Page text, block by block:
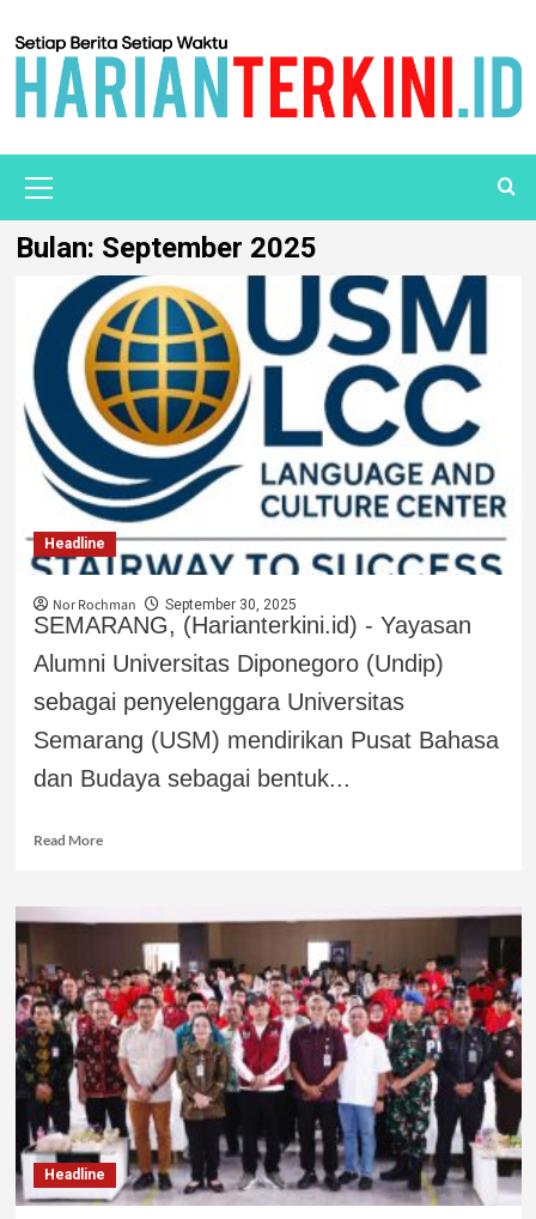
Bulan: September 2025
Headline
Nor Rochman September 30, 2025
SEMARANG, (Harianterkini.id) - Yayasan
Alumni Universitas Diponegoro (Undip)
sebagai penyelenggara Universitas
Semarang (USM) mendirikan Pusat Bahasa
dan Budaya sebagai bentuk...
Read More
Headline